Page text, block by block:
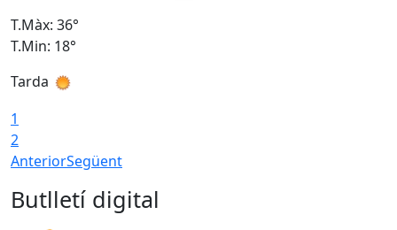
T.Màx: 36°
T.Min: 18°
Tarda
1
2
AnteriorSegüent
Butlletí digital